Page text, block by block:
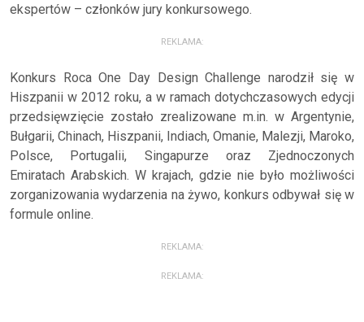
ekspertów – członków jury konkursowego.
REKLAMA:
Konkurs Roca One Day Design Challenge narodził się w
Hiszpanii w 2012 roku, a w ramach dotychczasowych edycji
przedsięwzięcie zostało zrealizowane m.in. w Argentynie,
Bułgarii, Chinach, Hiszpanii, Indiach, Omanie, Malezji, Maroko,
Polsce, Portugalii, Singapurze oraz Zjednoczonych
Emiratach Arabskich. W krajach, gdzie nie było możliwości
zorganizowania wydarzenia na żywo, konkurs odbywał się w
formule online.
REKLAMA:
REKLAMA: